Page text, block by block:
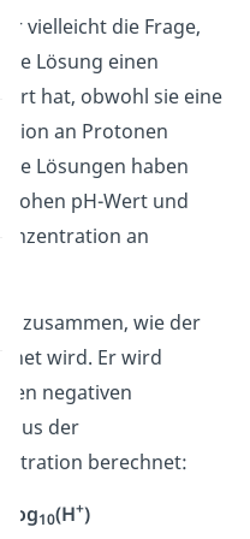
vielleicht die Frage,
Lösung einen
hat, obwohl sie eine
an Protonen
Lösungen haben
hohen pH-Wert und
an
zusammen, wie der
wird. Er wird
den negativen
der
berechnet:
-log10(H+)